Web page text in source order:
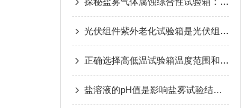
光伏组件紫外老化试验箱是光伏组件可靠性的模拟考验场
正确选择高低温试验箱温度范围和变温速率
盐溶液的pH值是影响盐雾试验结果的主要因素之一